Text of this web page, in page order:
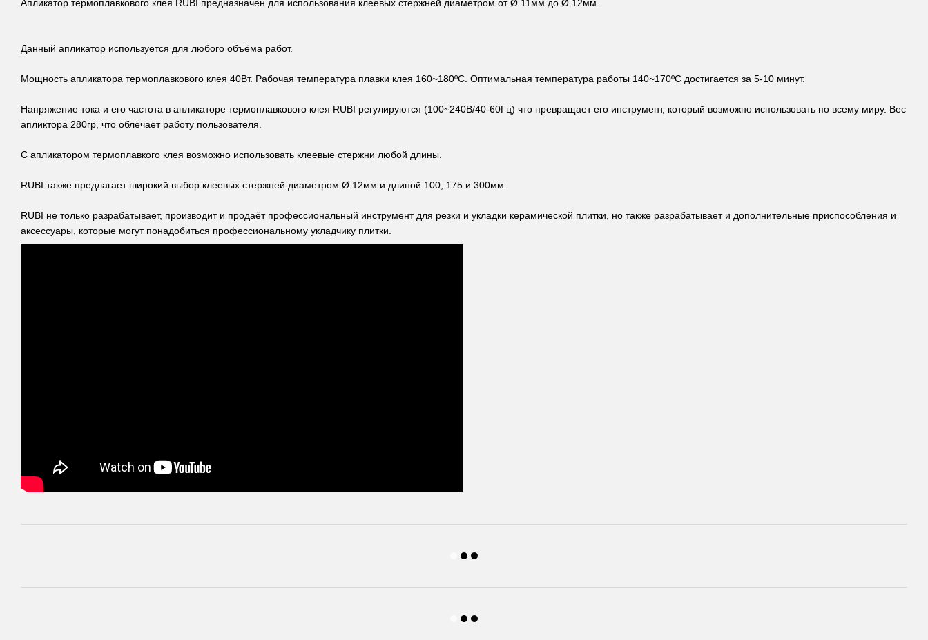
Апликатор термоплавкового клея RUBI предназначен для использования клеевых стержней диаметром от Ø 11мм до Ø 12мм.
Данный апликатор используется для любого объёма работ.
Мощность апликатора термоплавкового клея 40Вт. Рабочая температура плавки клея 160~180ºС. Оптимальная температура работы 140~170ºС достигается за 5-10 минут.
Напряжение тока и его частота в апликаторе термоплавкового клея RUBI регулируются (100~240В/40-60Гц) что превращает его инструмент, который возможно использовать по всему миру. Вес
апликтора 280гр, что облечает работу пользователя.
С апликатором термоплавкого клея возможно использовать клеевые стержни любой длины.
RUBI также предлагает широкий выбор клеевых стержней диаметром Ø 12мм и длиной 100, 175 и 300мм.
RUBI не только разрабатывает, производит и продаёт профессиональный инструмент для резки и укладки керамической плитки, но также разрабатывает и дополнительные приспособления и
аксессуары, которые могут понадобиться профессиональному укладчику плитки.